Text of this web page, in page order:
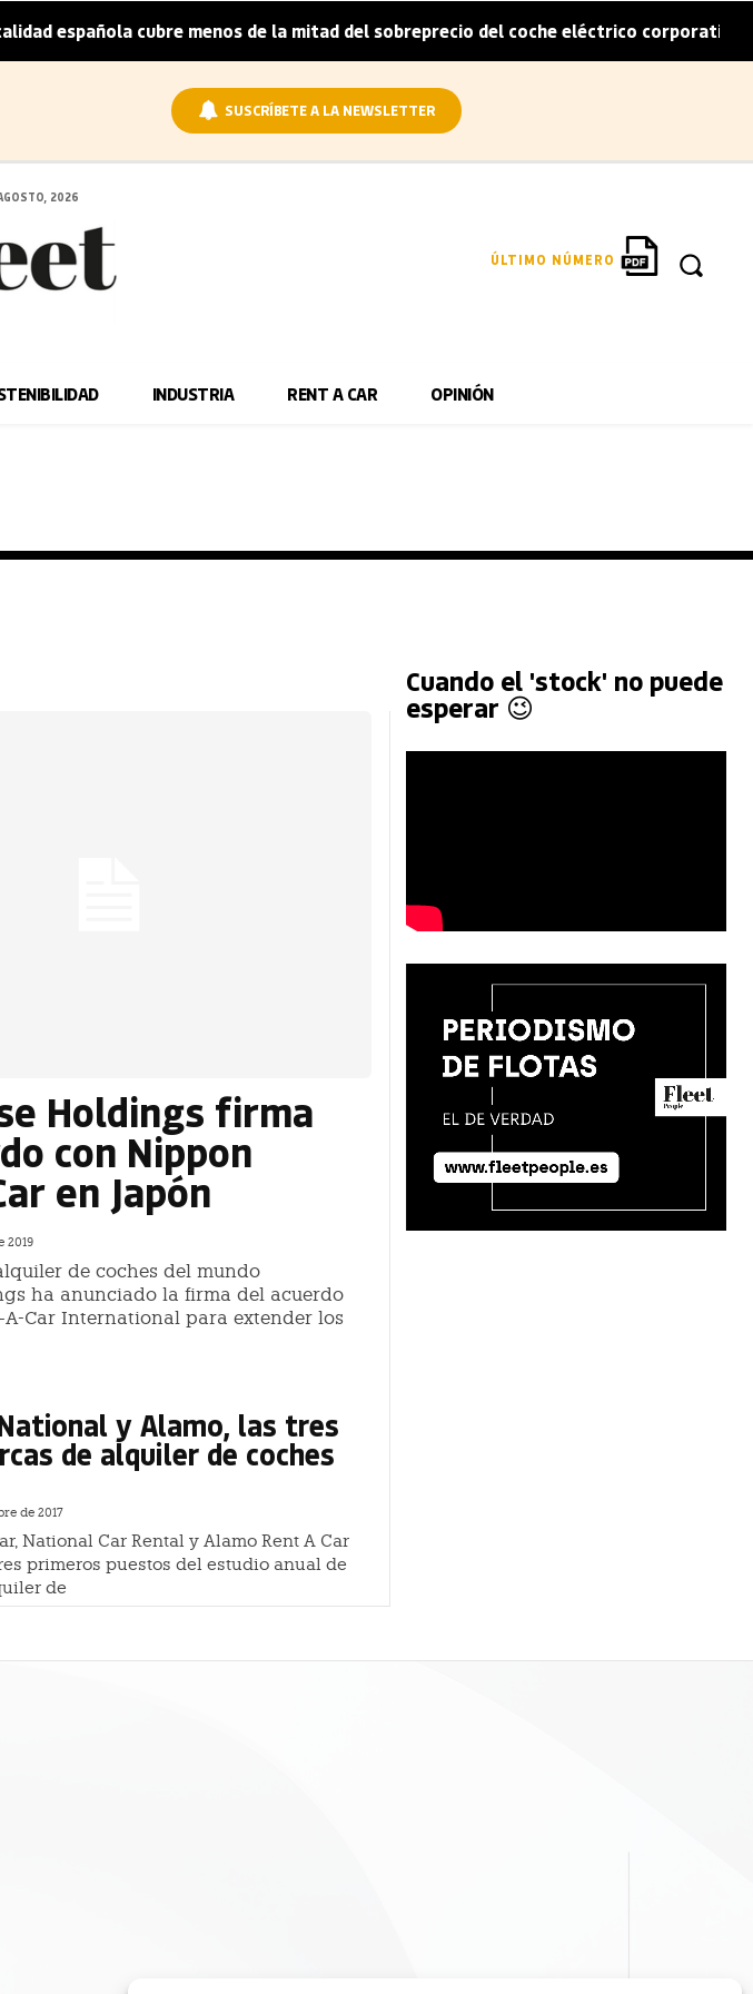
española cubre menos de la mitad del sobreprecio del coche eléctrico corporativo
SUSCRÍBETE A LA NEWSLETTER
2026
ÚLTIMO NÚMERO
INDUSTRIA RENT A CAR OPINIÓN
Holdings firma
con Nippon
en Japón
2019
de coches del mundo
ha anunciado la firma del acuerdo
Car International para extender los
y Alamo, las tres
de alquiler de coches
de 2017
National Car Rental y Alamo Rent A Car
primeros puestos del estudio anual de
de
Cuando el 'stock' no puede
esperar 😉